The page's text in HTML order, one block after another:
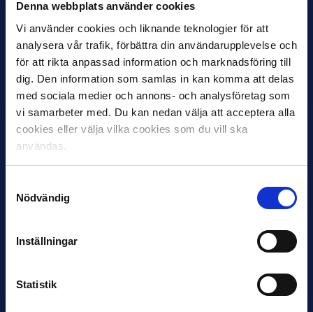
Denna webbplats använder cookies
Vi använder cookies och liknande teknologier för att
analysera vår trafik, förbättra din användarupplevelse och
för att rikta anpassad information och marknadsföring till
dig. Den information som samlas in kan komma att delas
med sociala medier och annons- och analysföretag som
vi samarbeter med. Du kan nedan välja att acceptera alla
cookies eller välja vilka cookies som du vill ska
användas.
Nödvändig
Inställningar
Statistik
Joachim Björklund tar över IFK Göteborg
Under måndagseftermiddagen meddelade IFK Göteborg att
Stefan Billborns uppdrag som huvudtränare i herrlaget har
avslutats.…
30 JUNI
Helstrup ny tränare i Malmö FF